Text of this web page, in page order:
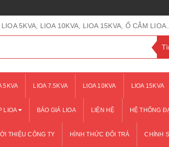
LIOA 5KVA, LIOA 10KVA, LIOA 15KVA, Ổ CẮM LIOA...
5KVA LIOA 7.5KVA LIOA 10KVA LIOA 15KVA
LIOA BÁO GIÁ LIOA LIỆN HỆ HỆ THỐNG
THIỆU CÔNG TY HÌNH THỨC ĐỔI TRẢ CHÍNH